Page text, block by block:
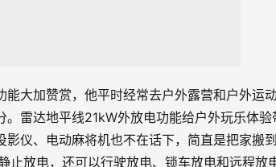
大加赞赏，他平时经常去户外露营和户外运动
雷达地平线21kW外放电功能给户外玩乐体验
仪、电动麻将机也不在话下，简直是把家搬
放电，还可以行驶放电、锁车放电和远程放电